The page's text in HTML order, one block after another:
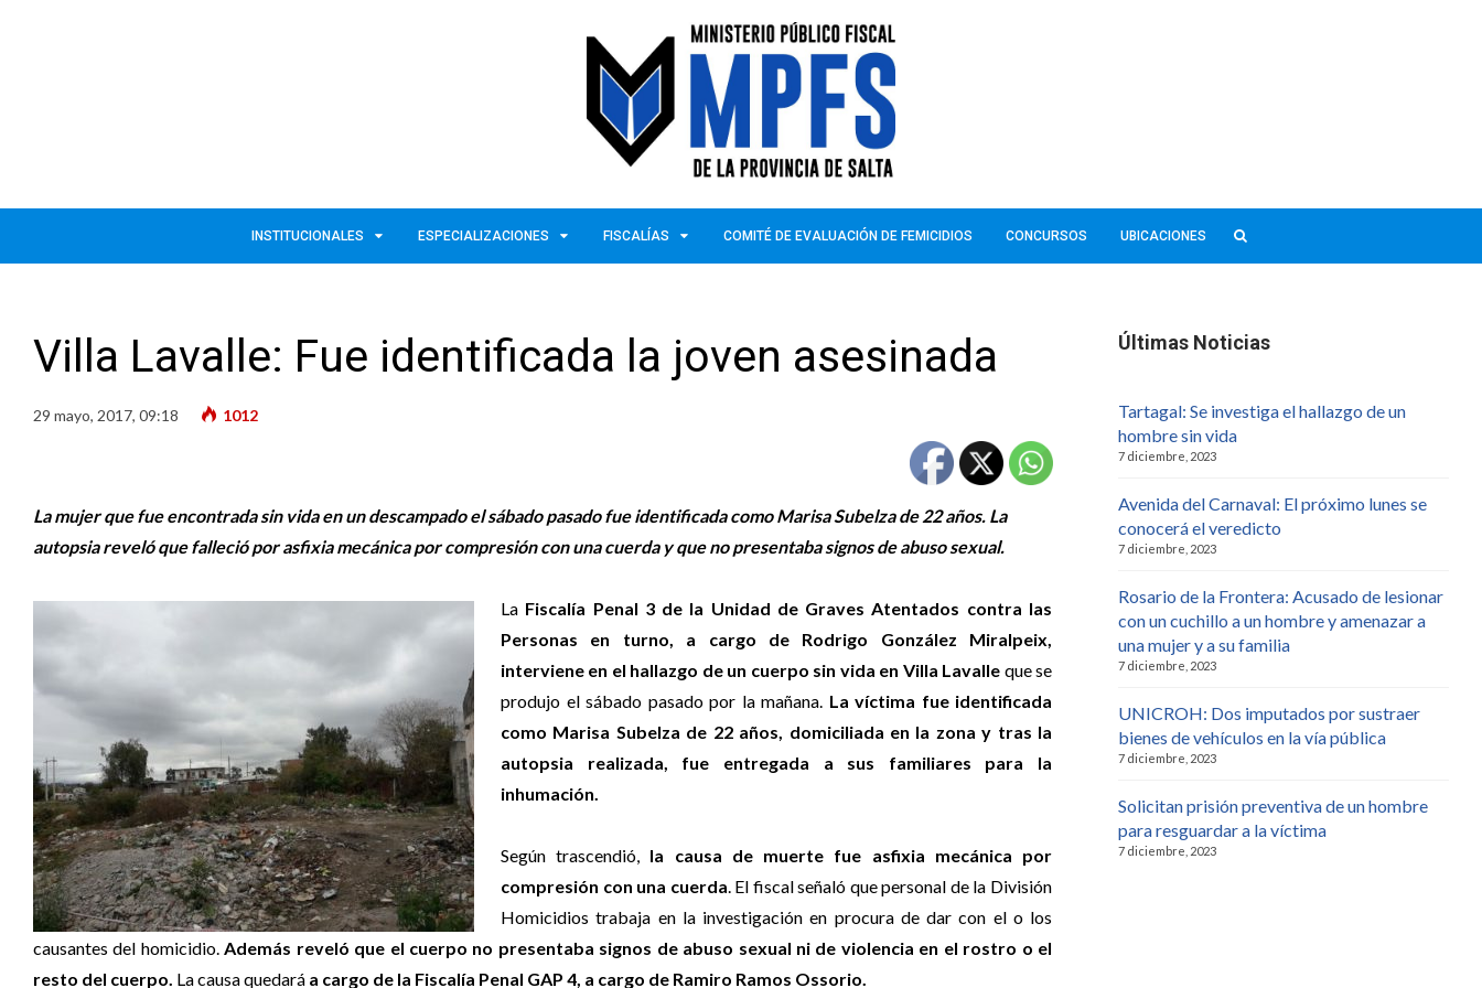
INSTITUCIONALES ESPECIALIZACIONES FISCALÍAS COMITÉ DE EVALUACIÓN DE FEMICIDIOS CONCURSOS UBICACIONES
Villa Lavalle: Fue identificada la joven asesinada
29 mayo, 2017, 09:18 1012
La mujer que fue encontrada sin vida en un descampado el sábado pasado fue identificada como Marisa Subelza de 22 años. La
autopsia reveló que falleció por asfixia mecánica por compresión con una cuerda y que no presentaba signos de abuso sexual.
La Fiscalía Penal 3 de la Unidad de Graves Atentados contra las
Personas en turno, a cargo de Rodrigo González Miralpeix,
interviene en el hallazgo de un cuerpo sin vida en Villa Lavalle que se
produjo el sábado pasado por la mañana. La víctima fue identificada
como Marisa Subelza de 22 años, domiciliada en la zona y tras la
autopsia realizada, fue entregada a sus familiares para la
inhumación.
Según trascendió,
la causa de muerte fue asfixia mecánica por
compresión con una cuerda . El fiscal señaló que personal de la División
Homicidios trabaja en la investigación en procura de dar con el o los
causantes del homicidio. Además reveló que el cuerpo no presentaba signos de abuso sexual ni de violencia en el rostro o el
resto del cuerpo. La causa quedará a cargo de la Fiscalía Penal GAP 4, a cargo de Ramiro Ramos Ossorio.
Últimas Noticias
Tartagal: Se investiga el hallazgo de un
hombre sin vida
7 diciembre, 2023
Avenida del Carnaval: El próximo lunes se
conocerá el veredicto
7 diciembre, 2023
Rosario de la Frontera: Acusado de lesionar
con un cuchillo a un hombre y amenazar a
una mujer y a su familia
7 diciembre, 2023
UNICROH: Dos imputados por sustraer
bienes de vehículos en la vía pública
7 diciembre, 2023
Solicitan prisión preventiva de un hombre
para resguardar a la víctima
7 diciembre, 2023